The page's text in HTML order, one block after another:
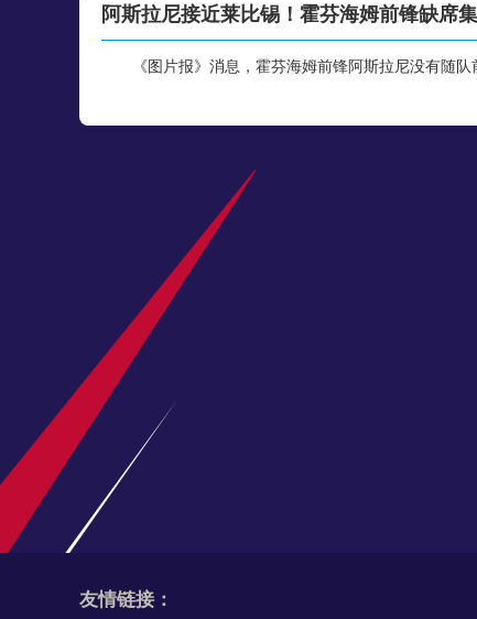
阿斯拉尼接近莱比锡！霍芬海姆前锋缺席
《图片报》消息，霍芬海姆前锋阿斯拉尼没有随
德天空、罗马诺联合确认，勒沃库森与那不勒斯
队的格里马尔多，助力药厂双线作战。
多特追逐埃尔·马拉遇阻！科隆坚持5000万
德甲夏窗引援竞争升温 多特、莱比锡抓紧
友情链接：